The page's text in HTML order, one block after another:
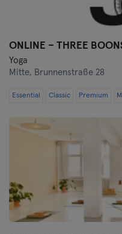
ONLINE – THREE
Yoga
Mitte, Brunnenstraße 28
Essential Classic Premium